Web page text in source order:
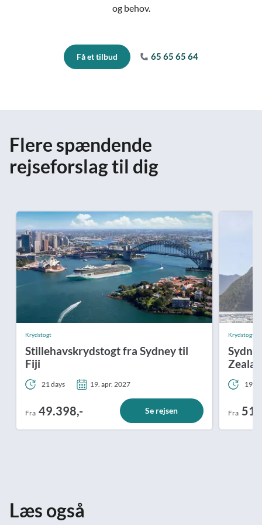
og behov.
Få et tilbud 65 65 65 64
Flere spændende
rejseforslag til dig
Krydstogt
Stillehavskrydstogt fra Sydney til
Fiji
21 days 19. apr. 2027
Fra 49.398,- Se rejsen
Krydstogt
19
Fra
Læs også